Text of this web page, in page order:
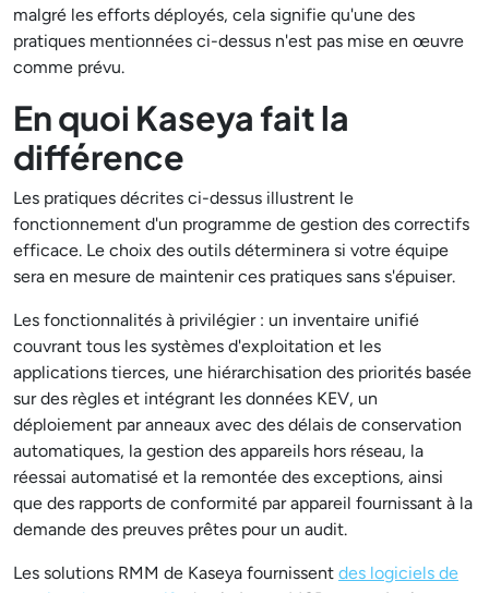
malgré les efforts déployés, cela signifie qu'une des
pratiques mentionnées ci-dessus n'est pas mise en œuvre
comme prévu.
En quoi Kaseya fait la
différence
Les pratiques décrites ci-dessus illustrent le
fonctionnement d'un programme de gestion des correctifs
efficace. Le choix des outils déterminera si votre équipe
sera en mesure de maintenir ces pratiques sans s'épuiser.
Les fonctionnalités à privilégier : un inventaire unifié
couvrant tous les systèmes d'exploitation et les
applications tierces, une hiérarchisation des priorités basée
sur des règles et intégrant les données KEV, un
déploiement par anneaux avec des délais de conservation
automatiques, la gestion des appareils hors réseau, la
réessai automatisé et la remontée des exceptions, ainsi
que des rapports de conformité par appareil fournissant à la
demande des preuves prêtes pour un audit.
Les solutions RMM de Kaseya fournissent des logiciels de